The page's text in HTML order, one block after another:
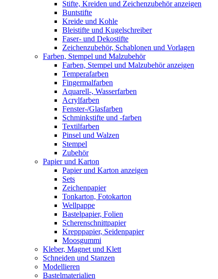
Stifte, Kreiden und Zeichenzubehör anzeigen
Buntstifte
Kreide und Kohle
Bleistifte und Kugelschreiber
Faser- und Dekostifte
Zeichenzubehör, Schablonen und Vorlagen
Farben, Stempel und Malzubehör
Farben, Stempel und Malzubehör anzeigen
Temperafarben
Fingermalfarben
Aquarell-, Wasserfarben
Acrylfarben
Fenster-/Glasfarben
Schminkstifte und -farben
Textilfarben
Pinsel und Walzen
Stempel
Zubehör
Papier und Karton
Papier und Karton anzeigen
Sets
Zeichenpapier
Tonkarton, Fotokarton
Wellpappe
Bastelpapier, Folien
Scherenschnittpapier
Krepppapier, Seidenpapier
Moosgummi
Kleber, Magnet und Klett
Schneiden und Stanzen
Modellieren
Bastelmaterialien